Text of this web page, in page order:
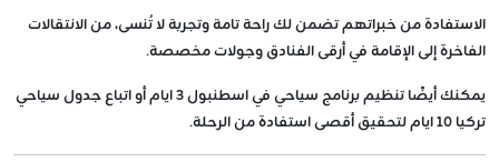
الاستفادة من خبراتهم تضمن لك راحة تامة وتجربة لا تُنسى، من الانتقالات
الفاخرة إلى الإقامة في أرقى الفنادق وجولات مخصصة.
يمكنك أيضًا تنظيم برنامج سياحي في اسطنبول 3 ايام أو اتباع جدول سياحي
تركيا 10 ايام لتحقيق أقصى استفادة من الرحلة.